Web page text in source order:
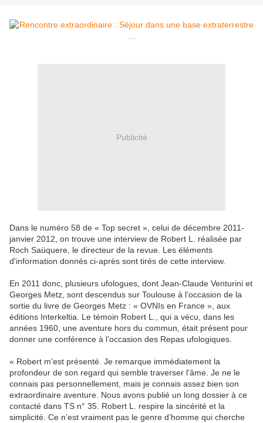
Publicité
Dans le numéro 58 de « Top secret », celui de décembre 2011-
janvier 2012, on trouve une interview de Robert L. réalisée par
Roch Saüquere, le directeur de la revue. Les éléments
d'information donnés ci-après sont tirés de cette interview.
En 2011 donc, plusieurs ufologues, dont Jean-Claude Venturini et
Georges Metz, sont descendus sur Toulouse à l’occasion de la
sortie du livre de Georges Metz : « OVNIs en France », aux
éditions Interkeltia. Le témoin Robert L., qui a vécu, dans les
années 1960, une aventure hors du commun, était présent pour
donner une conférence à l’occasion des Repas ufologiques.
« Robert m’est présenté. Je remarque immédiatement la
profondeur de son regard qui semble traverser l’âme. Je ne le
connais pas personnellement, mais je connais assez bien son
extraordinaire aventure. Nous avons publié un long dossier à ce
contacté dans TS n° 35. Robert L. respire la sincérité et la
simplicité. Ce n’est vraiment pas le genre d’homme qui cherche